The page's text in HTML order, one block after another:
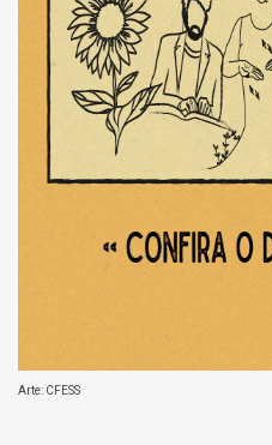
Arte: CFESS